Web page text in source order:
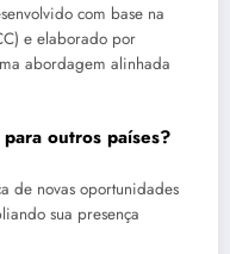
com base na
e elaborado por
abordagem alinhada
outros países?
de novas oportunidades
sua presença